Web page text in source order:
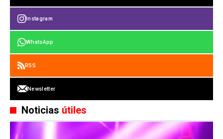
Instagram
WhatsApp
RSS
Newsletter
Noticias útiles